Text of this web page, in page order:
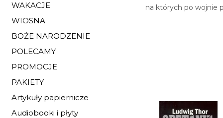
WAKACJE
WIOSNA
BOŻE NARODZENIE
POLECAMY
PROMOCJE
PAKIETY
Artykuły papiernicze
Audiobooki i płyty
na których po wojnie